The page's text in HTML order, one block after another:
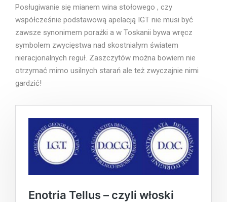
Posługiwanie się mianem wina stołowego , czy
współcześnie podstawową apelacją IGT nie musi być
zawsze synonimem porażki a w Toskanii bywa wręcz
symbolem zwycięstwa nad skostniałym światem
nieracjonalnych reguł. Zaszczytów można bowiem nie
otrzymać mimo usilnych starań ale też zwyczajnie nimi
gardzić!